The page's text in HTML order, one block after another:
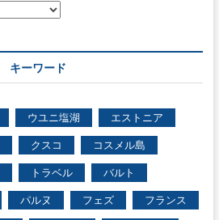
キーワード
ウユニ塩湖 エストニア
クスコ コスメル島
トラベル バルト
パルヌ フェズ フランス